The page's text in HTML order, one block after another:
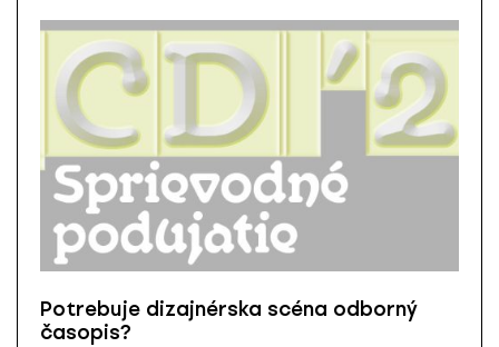
Potrebuje dizajnérska scéna odborný
časopis?